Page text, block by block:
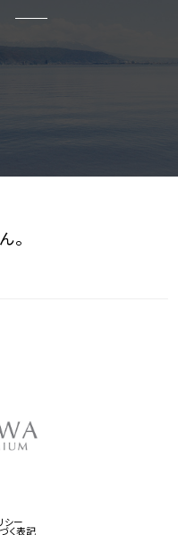
。
シー
く表記